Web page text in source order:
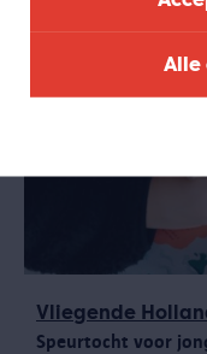
Alle
Vliegende
Speurtocht voor